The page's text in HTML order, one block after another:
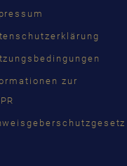
zur